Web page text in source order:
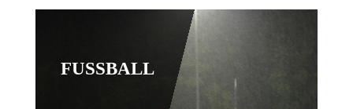
FUSSBALL